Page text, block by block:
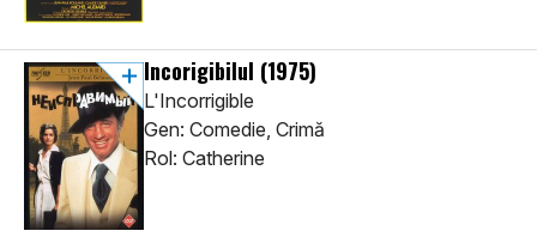
Incorigibilul (1975)
L'Incorrigible
Gen: Comedie, Crimă
Rol: Catherine